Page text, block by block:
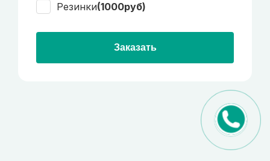
Резинки(1000руб)
Заказать